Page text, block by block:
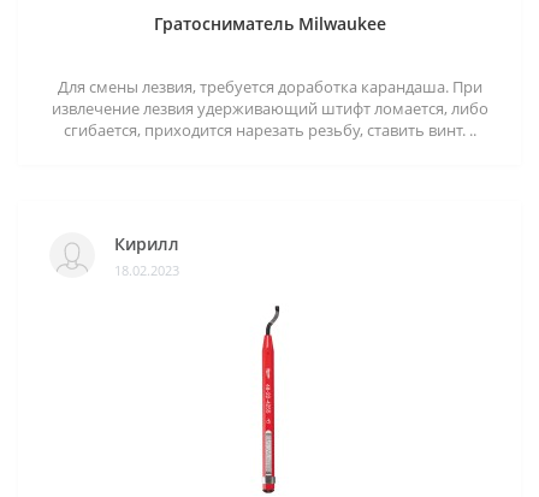
Гратосниматель Milwaukee
Для смены лезвия, требуется доработка карандаша. При
извлечение лезвия удерживающий штифт ломается, либо
сгибается, приходится нарезать резьбу, ставить винт. ..
Кирилл
18.02.2023